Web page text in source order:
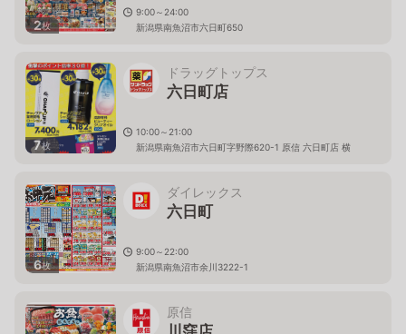
2枚
9:00～24:00
新潟県南魚沼市六日町650
7枚
ドラッグトップス
六日町店
10:00～21:00
新潟県南魚沼市六日町字野際620-1 原信 六日町店 横
6枚
ダイレックス
六日町
9:00～22:00
新潟県南魚沼市余川3222-1
原信